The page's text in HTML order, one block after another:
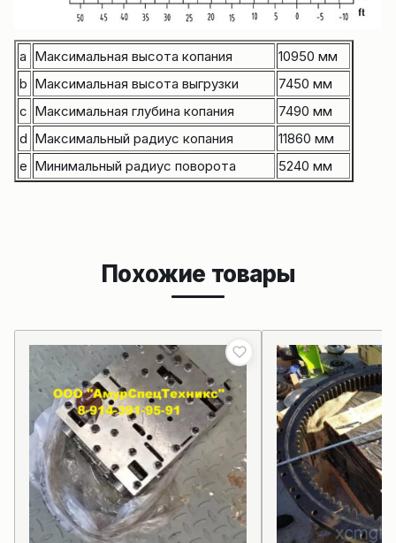
a Максимальная высота копания
10950 мм
b Максимальная высота выгрузки
7450 мм
c Максимальная глубина копания
7490 мм
d Максимальный радиус копания
11860 мм
e Минимальный радиус поворота 5240 мм
Похожие товары